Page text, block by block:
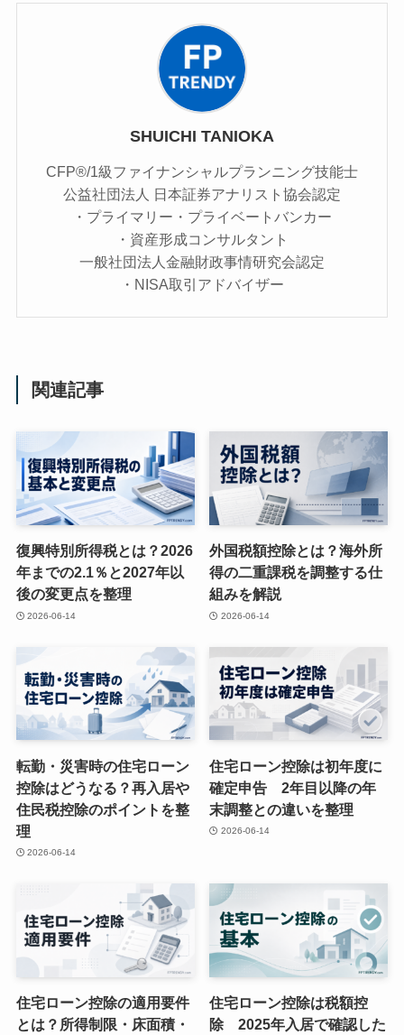
SHUICHI TANIOKA
CFP®/1級ファイナンシャルプランニング技能士
公益社団法人 日本証券アナリスト協会認定
・プライマリー・プライベートバンカー
・資産形成コンサルタント
一般社団法人金融財政事情研究会認定
・NISA取引アドバイザー
関連記事
復興特別所得税とは？2026
年までの2.1％と2027年以
後の変更点を整理
2026-06-14
外国税額控除とは？海外所
得の二重課税を調整する仕
組みを解説
2026-06-14
転勤・災害時の住宅ローン
控除はどうなる？再入居や
住民税控除のポイントを整
理
2026-06-14
住宅ローン控除は初年度に
確定申告 2年目以降の年
末調整との違いを整理
2026-06-14
住宅ローン控除の適用要件
とは？所得制限・床面積・
住宅ローン控除は税額控
除 2025年入居で確認した